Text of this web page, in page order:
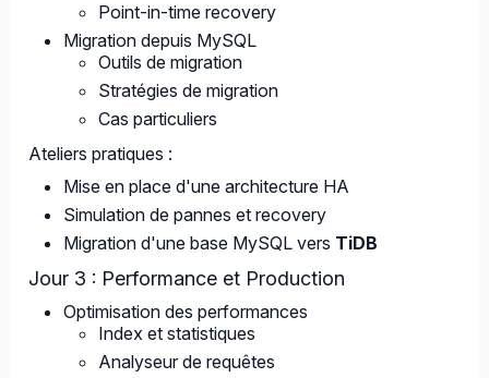
Point-in-time recovery
Migration depuis MySQL
Outils de migration
Stratégies de migration
Cas particuliers
Ateliers pratiques :
Mise en place d'une architecture HA
Simulation de pannes et recovery
Migration d'une base MySQL vers TiDB
Jour 3 : Performance et Production
Optimisation des performances
Index et statistiques
Analyseur de requêtes